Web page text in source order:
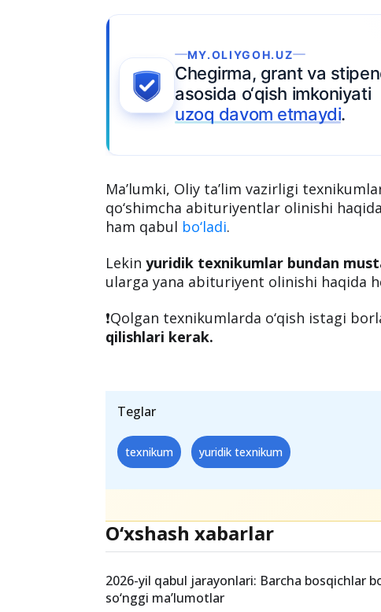
MY.OLIYGOH.UZ
Chegirma, grant va
asosida o‘qish imkoniyati
uzoq davom etmaydi.
qo‘shimcha abituriyentlar olinishi
ham qabulbo‘ladi
❗️Qolgan texnikumlarda o‘qish istagi
qilishlari kerak.
Teglar